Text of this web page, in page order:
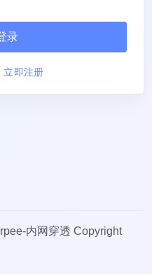
录
立即注册
内网穿透 Copyright